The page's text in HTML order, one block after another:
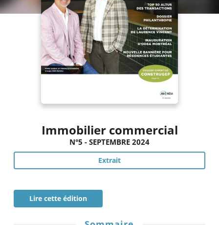
Immobilier commercial
N°5 - SEPTEMBRE 2024
Extrait
Lire cette édition